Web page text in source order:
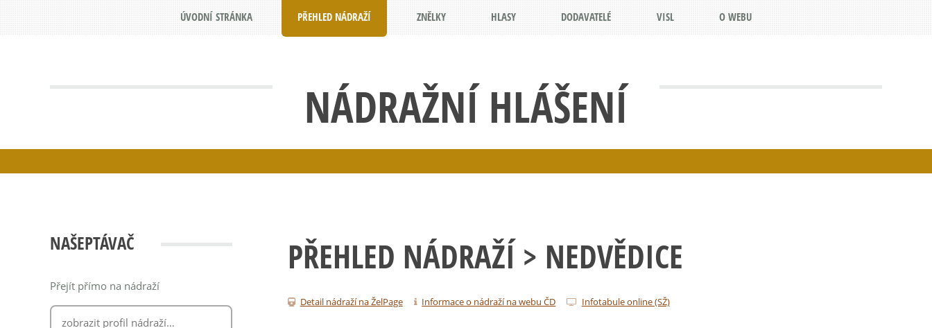
NÁDRAŽNÍ HLÁŠENÍ
ÚVODNÍ STRÁNKA PŘEHLED NÁDRAŽÍ ZNĚLKY HLASY DODAVATELÉ VISL O WEBU
NAŠEPTÁVAČ
Přejít přímo na nádraží
PŘEHLED NÁDRAŽÍ > NEDVĚDICE
Detail nádraží na ŽelPage Informace o nádraží na webu ČD Infotabule online (SŽ)